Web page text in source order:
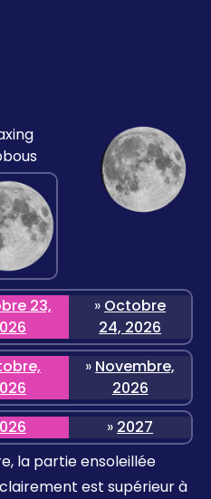
23,
» Octobre
24, 2026
» Novembre,
2026
» 2027
la partie ensoleillée
est supérieur à